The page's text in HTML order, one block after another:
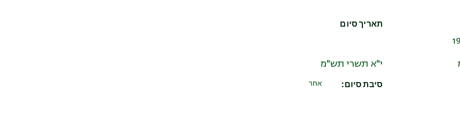
תאריך סיום
י"א תשרי תש"מ
סיבת סיום: אחר